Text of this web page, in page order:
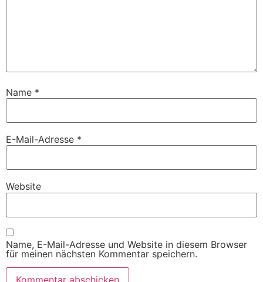
Name *
E-Mail-Adresse *
Website
Name, E-Mail-Adresse und Website in diesem Browser
für meinen nächsten Kommentar speichern.